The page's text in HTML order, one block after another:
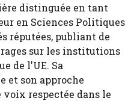
distinguée en tant
en Sciences Politiques
réputées, publiant de
sur les institutions
de l'UE. Sa
et son approche
respectée dans le